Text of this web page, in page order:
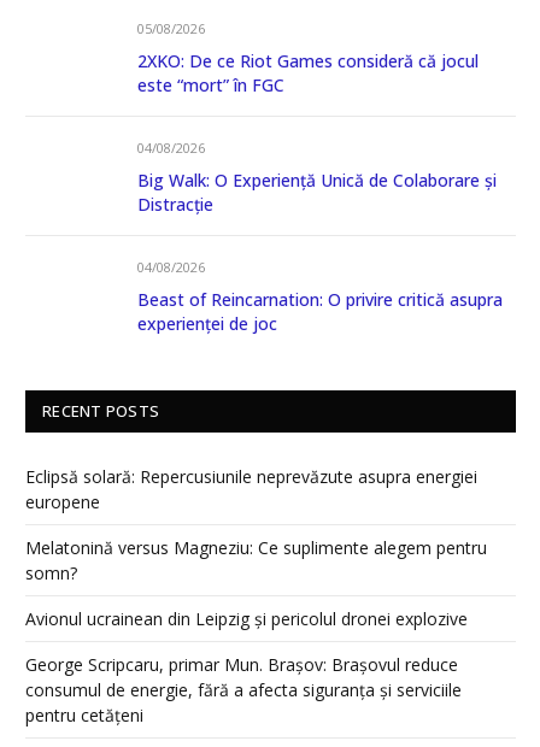
05/08/2026
2XKO: De ce Riot Games consideră că jocul
este “mort” în FGC
04/08/2026
Big Walk: O Experiență Unică de Colaborare și
Distracție
04/08/2026
Beast of Reincarnation: O privire critică asupra
experienței de joc
RECENT POSTS
Eclipsă solară: Repercusiunile neprevăzute asupra energiei
europene
Melatonină versus Magneziu: Ce suplimente alegem pentru
somn?
Avionul ucrainean din Leipzig și pericolul dronei explozive
George Scripcaru, primar Mun. Brașov: Brașovul reduce
consumul de energie, fără a afecta siguranța și serviciile
pentru cetățeni